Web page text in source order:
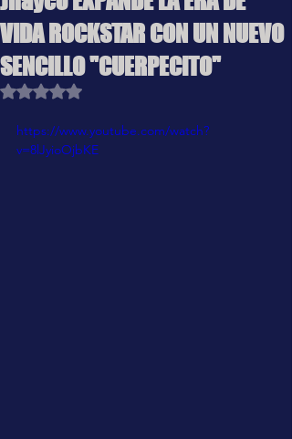
VIDA ROCKSTAR CON UN NUEVO
SENCILLO "CUERPECITO"
Obtuvo NaN de 5 estrellas.
https://www.youtube.com/watch?
v=8lJyioOjbKE